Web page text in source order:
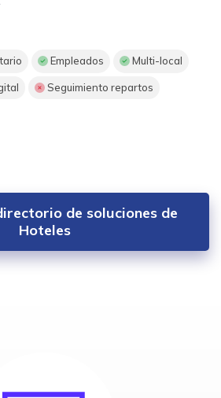
Empleados Multi-local
Seguimiento repartos
de soluciones de
Hoteles